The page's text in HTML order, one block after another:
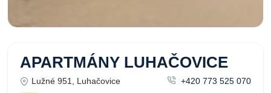
APARTMÁNY LUHAČOVICE
Lužné 951, Luhačovice
+420 773 525 070